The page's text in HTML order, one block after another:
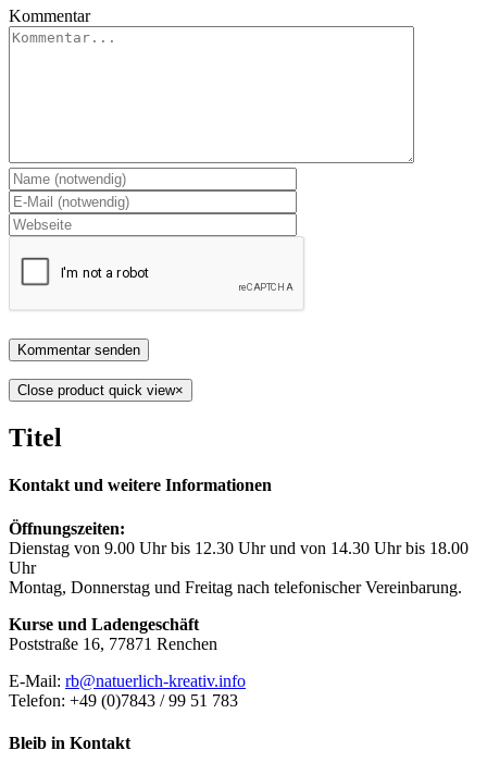
Kommentar
Close product quick view×
Titel
Kontakt und weitere Informationen
Öffnungszeiten:
Dienstag von 9.00 Uhr bis 12.30 Uhr und von 14.30 Uhr bis 18.00
Uhr
Montag, Donnerstag und Freitag nach telefonischer Vereinbarung.
Kurse und Ladengeschäft
Poststraße 16, 77871 Renchen
E-Mail: rb@natuerlich-kreativ.info
Telefon: +49 (0)7843 / 99 51 783
Bleib in Kontakt